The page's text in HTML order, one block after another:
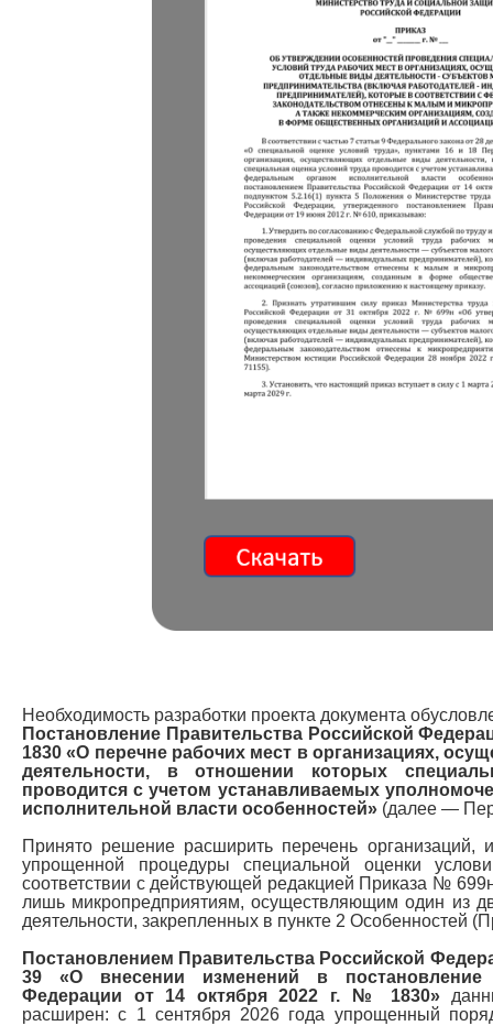
Необходимость разработки проекта документа
Постановление Правительства Российской
1830 «О перечне рабочих мест в организациях,
деятельности, в отношении которых
проводится с учетом устанавливаемых
исполнительной власти особенностей» (далее —
Принято решение расширить перечень
упрощенной процедуры специальной оценки
соответствии с действующей редакцией Приказа №
лишь микропредприятиям, осуществляющим один из
деятельности, закрепленных в пункте 2 Особенностей
Постановлением Правительства Российской
39 «О внесении изменений в постановление
Федерации от 14 октября 2022 г. № 1830»
расширен: с 1 сентября 2026 года упрощенный